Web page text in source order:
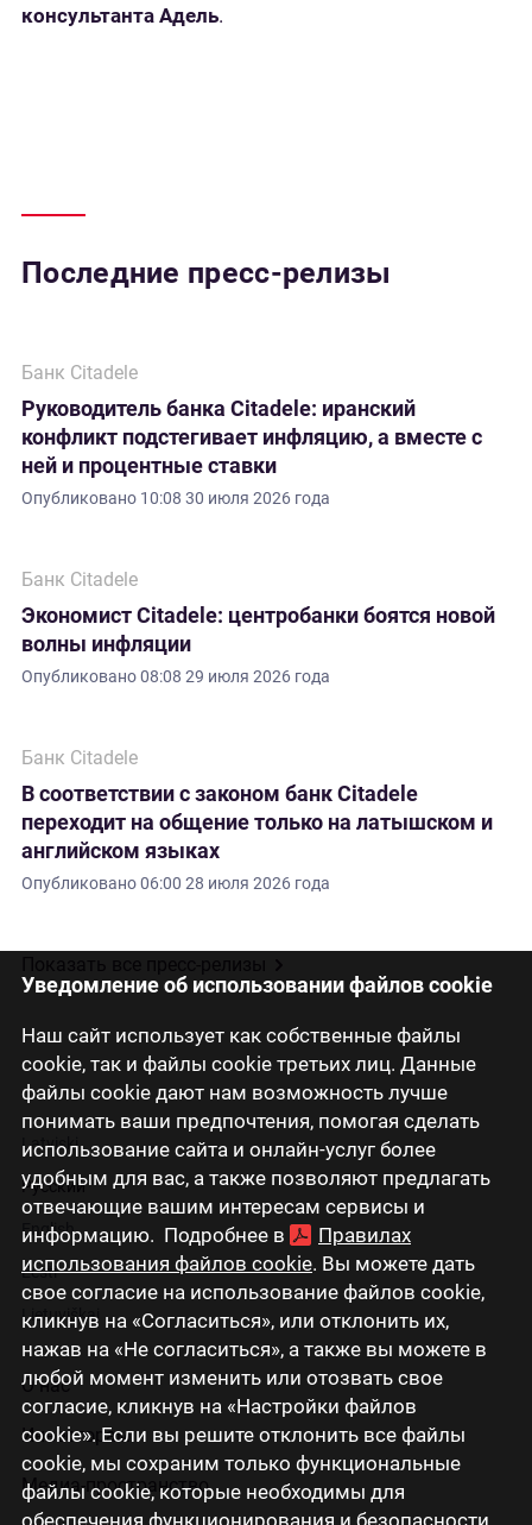
Уведомление об использовании файлов cookie
Наш сайт использует как собственные файлы
cookie, так и файлы cookie третьих лиц. Данные
файлы cookie дают нам возможность лучше
понимать ваши предпочтения, помогая сделать
использование сайта и онлайн-услуг более
удобным для вас, а также позволяют предлагать
отвечающие вашим интересам сервисы и
информацию. Подробнее в
Правилах
использования файлов cookie. Вы можете дать
свое согласие на использование файлов cookie,
кликнув на «Согласиться», или отклонить их,
нажав на «Не согласиться», а также вы можете в
любой момент изменить или отозвать свое
согласие, кликнув на «Настройки файлов
cookie». Если вы решите отклонить все файлы
cookie, мы сохраним только функциональные
файлы cookie, которые необходимы для
обеспечения функционирования и безопасности
консультанта Адель.
Последние пресс-релизы
Банк Citadele
Руководитель банка Citadele: иранский
конфликт подстегивает инфляцию, а вместе с
ней и процентные ставки
Опубликовано 10:08 30 июля 2026 года
Банк Citadele
Экономист Citadele: центробанки боятся новой
волны инфляции
Опубликовано08:08 29 июля 2026 года
Банк Citadele
В соответствии с законом банк Citadele
переходит на общение только на латышском и
английском языках
Опубликовано06:00 28 июля 2026 года
Latviski
Русский
English
Eesti
Lietuviškai
О нас
Инвесторам
Медиа-пространство